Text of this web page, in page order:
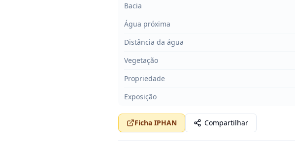
Bacia
Água próxima
Distância da água
Vegetação
Propriedade
Exposição
Ficha IPHAN Compartilhar